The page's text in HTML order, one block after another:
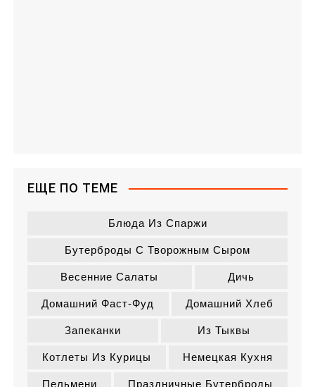
ЕЩЕ ПО ТЕМЕ
Блюда Из Спаржи
Бутерброды С Творожным Сыром
Весенние Салаты Дичь
Домашний Фаст-Фуд Домашний Хлеб
Запеканки Из Тыквы
Котлеты Из Курицы Немецкая Кухня
Пельмени Праздничные Бутерброды